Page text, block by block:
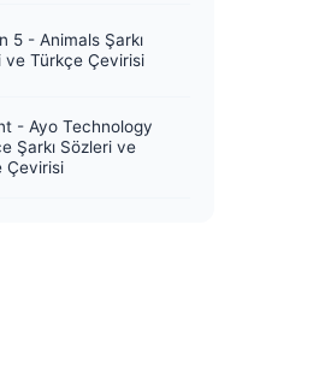
5 - Animals Şarkı
ve Türkçe Çevirisi
- Ayo Technology
Şarkı Sözleri ve
Çevirisi